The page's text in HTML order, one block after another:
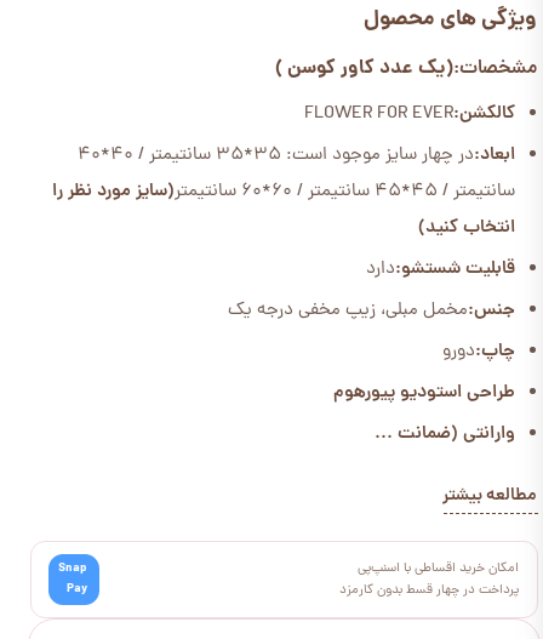
ویژگی های محصول
مشخصات:(یک عدد کاور کوسن )
کالکشن:FLOWER FOR EVER
ابعاد:
در چهار سایز موجود است: 35*35 سانتیمتر / 40*40
سانتیمتر / 45*45 سانتیمتر / 60*60 سانتیمتر
(سایز مورد نظر را
انتخاب کنید)
قابلیت شستشو:دارد
جنس:مخمل مبلی، زیپ مخفی درجه یک
چاپ:دورو
طراحی استودیو پیورهوم
وارانتی (ضمانت ...
مطالعه بیشتر
امکان خرید اقساطی با اسنپ‌پی
پرداخت در چهار قسط بدون کارمزد
Snap
Pay